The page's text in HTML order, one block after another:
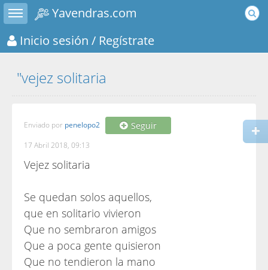
Toggle sidebar
Yavendras.com
Inicio sesión / Regístrate
"vejez solitaria
Enviado por penelopo2 Seguir
17 Abril 2018, 09:13
Vejez solitaria
Se quedan solos aquellos,
que en solitario vivieron
Que no sembraron amigos
Que a poca gente quisieron
Que no tendieron la mano